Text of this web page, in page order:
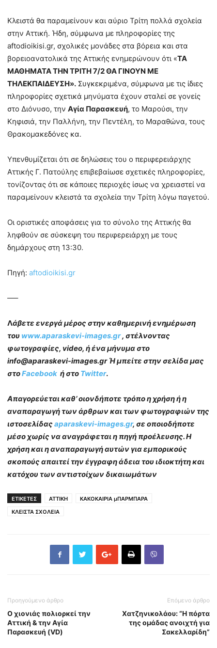
Κλειστά θα παραμείνουν και αύριο Τρίτη πολλά σχολεία
στην Αττική. Ήδη, σύμφωνα με πληροφορίες της
aftodioikisi.gr, σχολικές μονάδες στα βόρεια και στα
βορειοανατολικά της Αττικής ενημερώνουν ότι «ΤΑ
ΜΑΘΗΜΑΤΑ ΤΗΝ ΤΡΙΤΗ 7/2 ΘΑ ΓΙΝΟΥΝ ΜΕ
ΤΗΛΕΚΠΑΙΔΕΥΣΗ». Συγκεκριμένα, σύμφωνα με τις ίδιες
πληροφορίες σχετικά μηνύματα έχουν σταλεί σε γονείς
στο Διόνυσο, την Αγία Παρασκευή, το Μαρούσι, την
Κηφισιά, την Παλλήνη, την Πεντέλη, το Μαραθώνα, τους
Θρακομακεδόνες κα.
Υπενθυμίζεται ότι σε δηλώσεις του ο περιφερειάρχης
Αττικής Γ. Πατούλης επιβεβαίωσε σχετικές πληροφορίες,
τονίζοντας ότι σε κάποιες περιοχές ίσως να χρειαστεί να
παραμείνουν κλειστά τα σχολεία την Τρίτη λόγω παγετού.
Οι οριστικές αποφάσεις για το σύνολο της Αττικής θα
ληφθούν σε σύσκεψη του περιφερειάρχη με τους
δημάρχους στη 13:30.
Πηγή: aftodioikisi.gr
—–
Λάβετε ενεργά μέρος στην καθημερινή ενημέρωση
του www.aparaskevi-images.gr, στέλνοντας
φωτογραφίες, video, ή ένα μήνυμα στο
info@aparaskevi-images.gr Ή μπείτε στην σελίδα μας
στοFacebook ή στο Twitter.
Απαγορεύεται καθ’ οιονδήποτε τρόπο η χρήση ή η
αναπαραγωγή των άρθρων και των φωτογραφιών της
ιστοσελίδας aparaskevi-images.gr, σε οποιοδήποτε
μέσο χωρίς να αναγράφεται η πηγή προέλευσης. Η
χρήση και η αναπαραγωγή αυτών για εμπορικούς
σκοπούς απαιτεί την έγγραφη άδεια του ιδιοκτήτη και
κατόχου των αντιστοίχων δικαιωμάτων
ΕΤΙΚΕΤΕΣ ΑΤΤΙΚΗ
ΚΑΚΟΚΑΙΡΙΑ μΠΑΡΜΠΑΡΑ
ΚΛΕΙΣΤΑ ΣΧΟΛΕΙΑ
Προηγούμενο άρθρο
Ο χιονιάς πολιορκεί την
Αττική & την Αγία
Παρασκευή (VD)
Επόμενο άρθρο
Χατζηνικολάου: “Η πόρτα
της ομάδας ανοιχτή για
Σακελλαρίδη”